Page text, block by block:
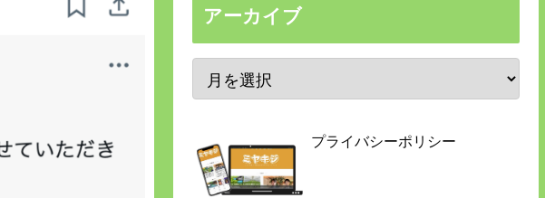
アーカイブ
プライバシーポリシー